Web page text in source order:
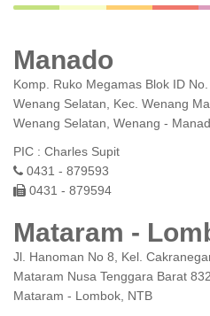
Manado
Komp. Ruko Megamas Blok ID
Wenang Selatan, Kec. Wenang
Wenang Selatan, Wenang -
PIC : Charles Supit
0431 - 879593
0431 - 879594
Mataram -
Jl. Hanoman No 8, Kel.
Mataram Nusa Tenggara Barat
Mataram - Lombok, NTB